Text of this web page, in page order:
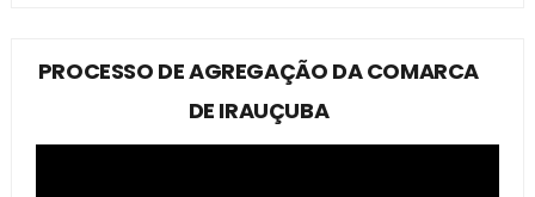
PROCESSO DE AGREGAÇÃO DA COMARCA
DE IRAUÇUBA